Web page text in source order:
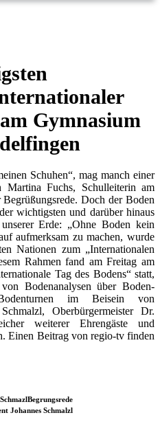
Gymnasium
Schuhen“, mag manch einer
Martina Fuchs, Schulleiterin am
Doch der Boden
wichtigsten und darüber hinaus
Erde: „Ohne Boden kein
aufmerksam zu machen, wurde
Nationen zum „Internationalen
Rahmen fand am Freitag am
Tag des Bodens“ statt,
Bodenanalysen über Boden-
im Beisein von
Oberbürgermeister Dr.
weiterer Ehrengäste und
Einen Beitrag von regio-tv finden
Johannes Schmalzl